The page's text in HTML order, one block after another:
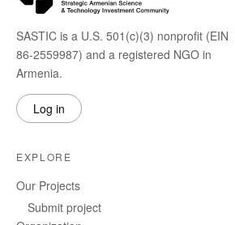
SASTIC is a U.S. 501(c)(3) nonprofit (EIN
86-2559987) and a registered NGO in
Armenia.
Log in
EXPLORE
Our Projects
Submit project